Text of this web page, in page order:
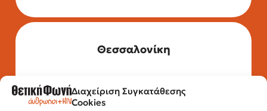
Διαχείριση Συγκατάθεσης
Cookies
Θεσσαλονίκη
Τηλέφωνο: 2315 525 020
Fax: 210 32 15 644